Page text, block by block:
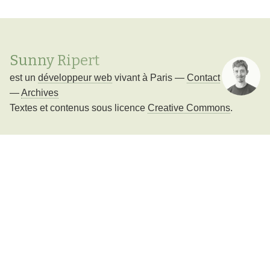
Sunny Ripert
est un développeur web vivant à Paris — Contact
—Archives
Textes et contenus sous licence Creative Commons.